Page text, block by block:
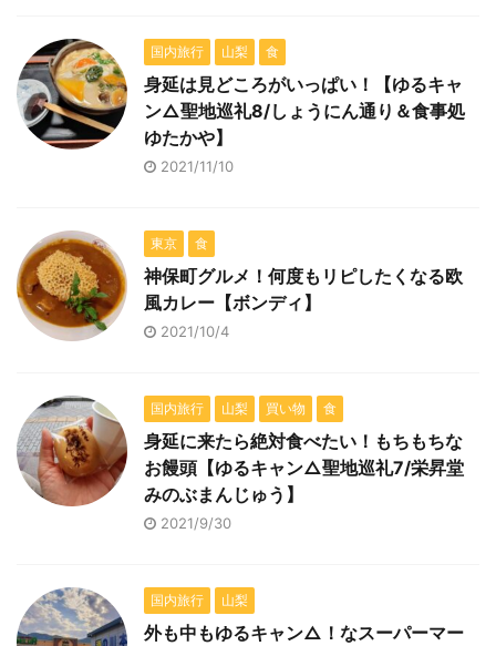
国内旅行 山梨 食
身延は見どころがいっぱい！【ゆるキャ
ン△聖地巡礼8/しょうにん通り＆食事処
ゆたかや】
2021/11/10
東京 食
神保町グルメ！何度もリピしたくなる欧
風カレー【ボンディ】
2021/10/4
国内旅行 山梨 買い物 食
身延に来たら絶対食べたい！もちもちな
お饅頭【ゆるキャン△聖地巡礼7/栄昇堂
みのぶまんじゅう】
2021/9/30
国内旅行 山梨
外も中もゆるキャン△！なスーパーマー